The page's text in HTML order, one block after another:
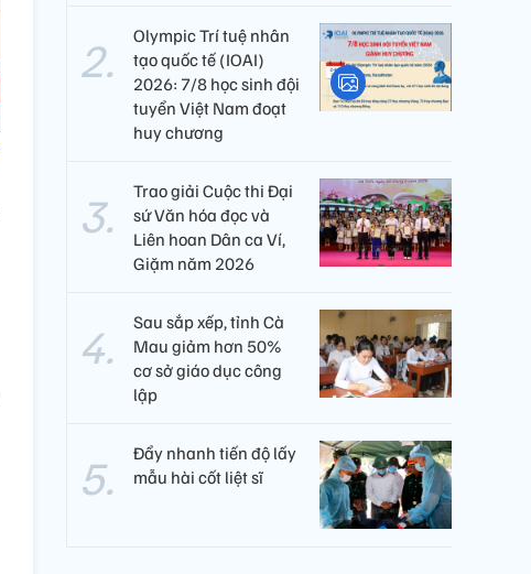
Olympic Trí tuệ nhân
tạo quốc tế (IOAI)
2026: 7/8 học sinh đội
tuyển Việt Nam đoạt
huy chương
Trao giải Cuộc thi Đại
sứ Văn hóa đọc và
Liên hoan Dân ca Ví,
Giặm năm 2026
Sau sắp xếp, tỉnh Cà
Mau giảm hơn 50%
cơ sở giáo dục công
lập
Đẩy nhanh tiến độ lấy
mẫu hài cốt liệt sĩ